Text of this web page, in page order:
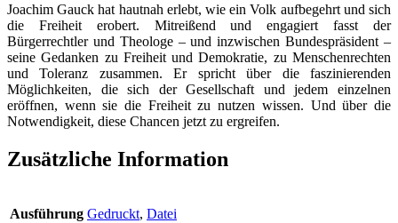
Joachim Gauck hat hautnah erlebt, wie ein Volk aufbegehrt und sich
die Freiheit erobert. Mitreißend und engagiert fasst der
Bürgerrechtler und Theologe – und inzwischen Bundespräsident –
seine Gedanken zu Freiheit und Demokratie, zu Menschenrechten
und Toleranz zusammen. Er spricht über die faszinierenden
Möglichkeiten, die sich der Gesellschaft und jedem einzelnen
eröffnen, wenn sie die Freiheit zu nutzen wissen. Und über die
Notwendigkeit, diese Chancen jetzt zu ergreifen.
Zusätzliche Information
Ausführung Gedruckt, Datei